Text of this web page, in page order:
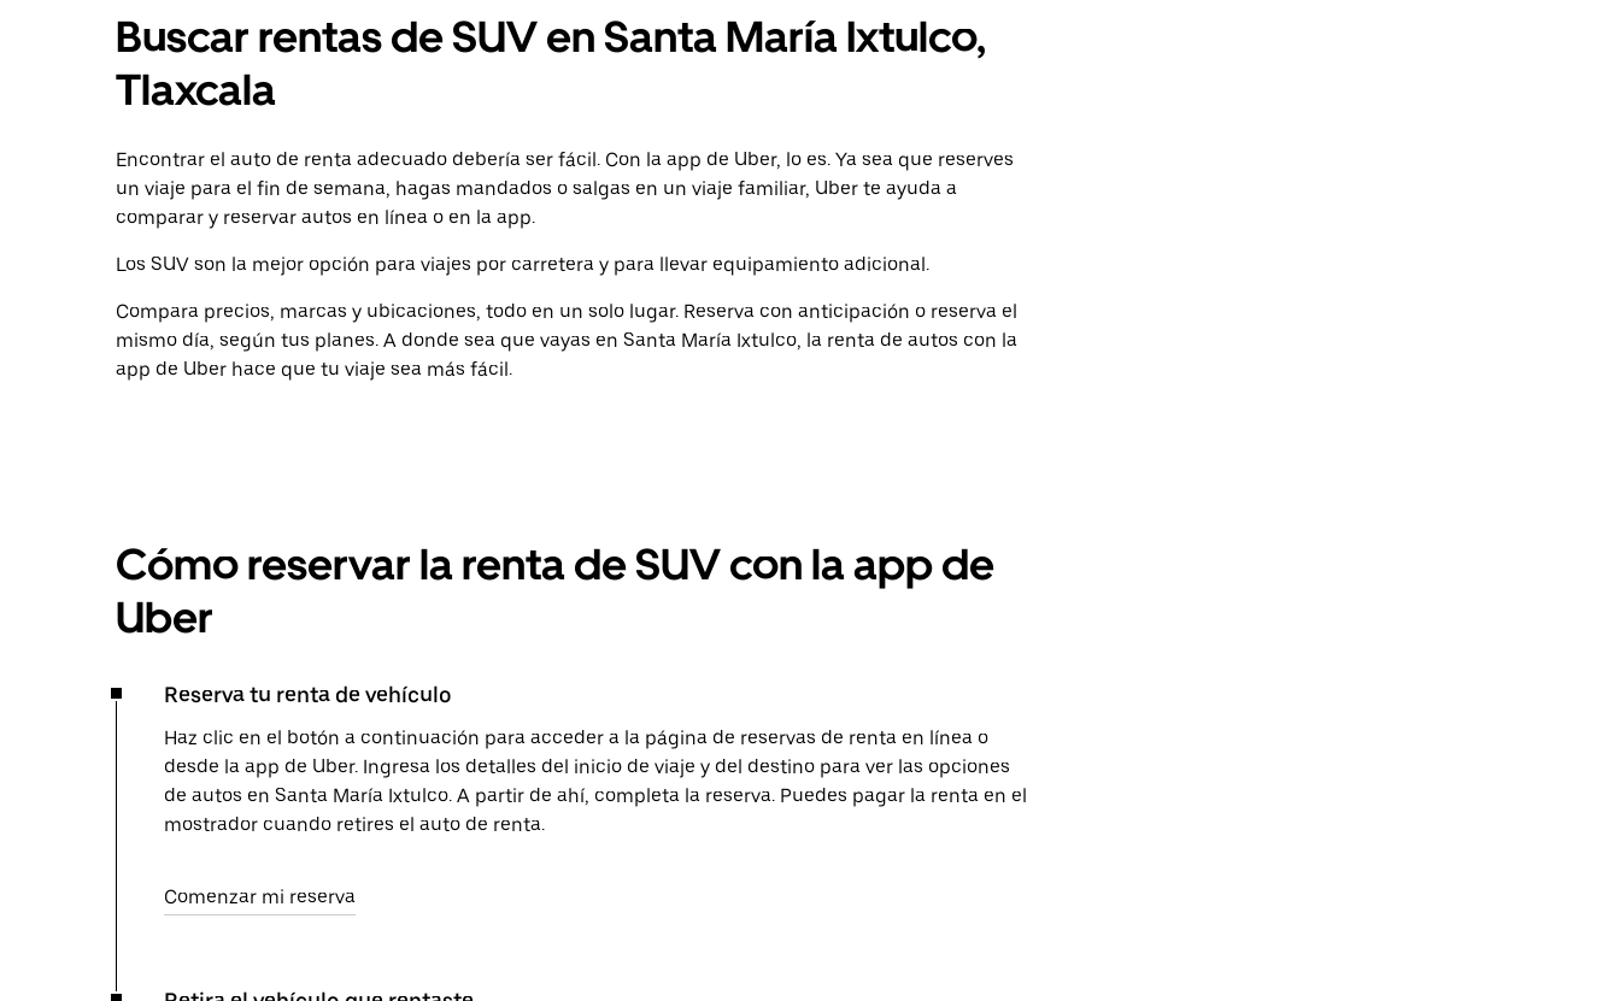
Buscar rentas de SUV en Santa María Ixtulco,
Tlaxcala
Encontrar el auto de renta adecuado debería ser fácil. Con la app de Uber, lo es. Ya sea que reserves
un viaje para el fin de semana, hagas mandados o salgas en un viaje familiar, Uber te ayuda a
comparar y reservar autos en línea o en la app.
Los SUV son la mejor opción para viajes por carretera y para llevar equipamiento adicional.
Compara precios, marcas y ubicaciones, todo en un solo lugar. Reserva con anticipación o reserva el
mismo día, según tus planes. A donde sea que vayas en Santa María Ixtulco, la renta de autos con la
app de Uber hace que tu viaje sea más fácil.
Cómo reservar la renta de SUV con la app de
Uber
Reserva tu renta de vehículo
Haz clic en el botón a continuación para acceder a la página de reservas de renta en línea o
desde la app de Uber. Ingresa los detalles del inicio de viaje y del destino para ver las opciones
de autos en Santa María Ixtulco. A partir de ahí, completa la reserva. Puedes pagar la renta en el
mostrador cuando retires el auto de renta.
Comenzar mi reserva